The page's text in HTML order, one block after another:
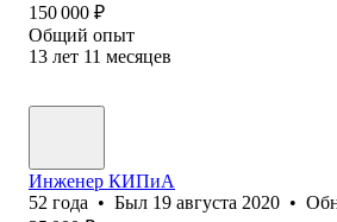
150 000 ₽
Общий опыт
13 лет 11 месяцев
Инженер КИПиА
52 года • Был 19 августа 2020 •